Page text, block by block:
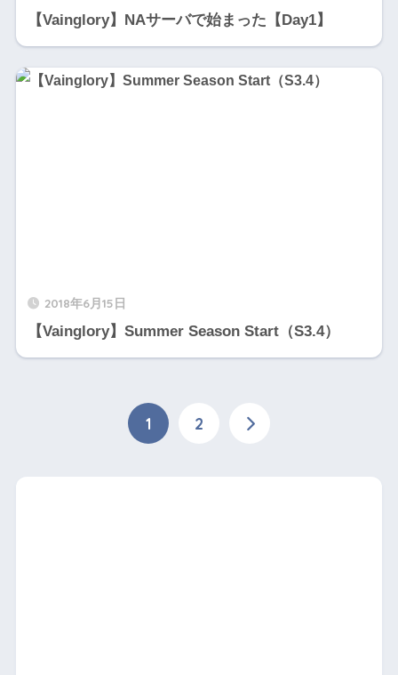
【Vainglory】NAサーバで始まった【Day1】
2018年6月15日
【Vainglory】Summer Season Start（S3.4）
1 2